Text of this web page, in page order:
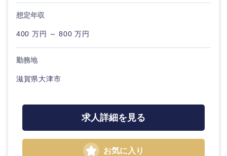
想定年収
400 万円 ～ 800 万円
勤務地
滋賀県大津市
求人詳細を見る
お気に入り